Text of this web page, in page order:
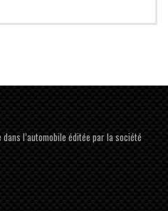
l’automobile éditée par la société